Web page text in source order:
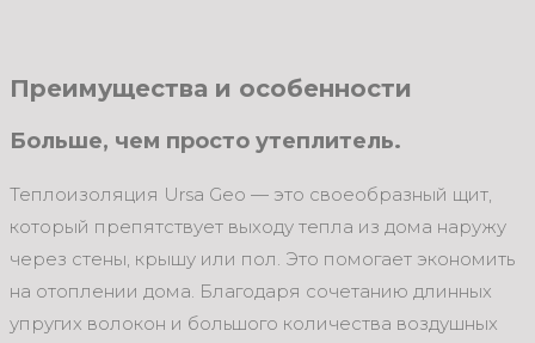
Преимущества и особенности
Больше, чем просто утеплитель.
Теплоизоляция Ursa Geo — это своеобразный щит,
который препятствует выходу тепла из дома наружу
через стены, крышу или пол. Это помогает экономить
на отоплении дома. Благодаря сочетанию длинных
упругих волокон и большого количества воздушных